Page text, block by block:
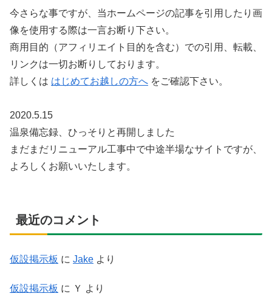
今さらな事ですが、当ホームページの記事を引用したり画
像を使用する際は一言お断り下さい。
商用目的（アフィリエイト目的を含む）での引用、転載、
リンクは一切お断りしております。
詳しくは はじめてお越しの方へ をご確認下さい。
2020.5.15
温泉備忘録、ひっそりと再開しました
まだまだリニューアル工事中で中途半場なサイトですが、
よろしくお願いいたします。
最近のコメント
仮設掲示板 に Jake より
仮設掲示板 に Ｙ より